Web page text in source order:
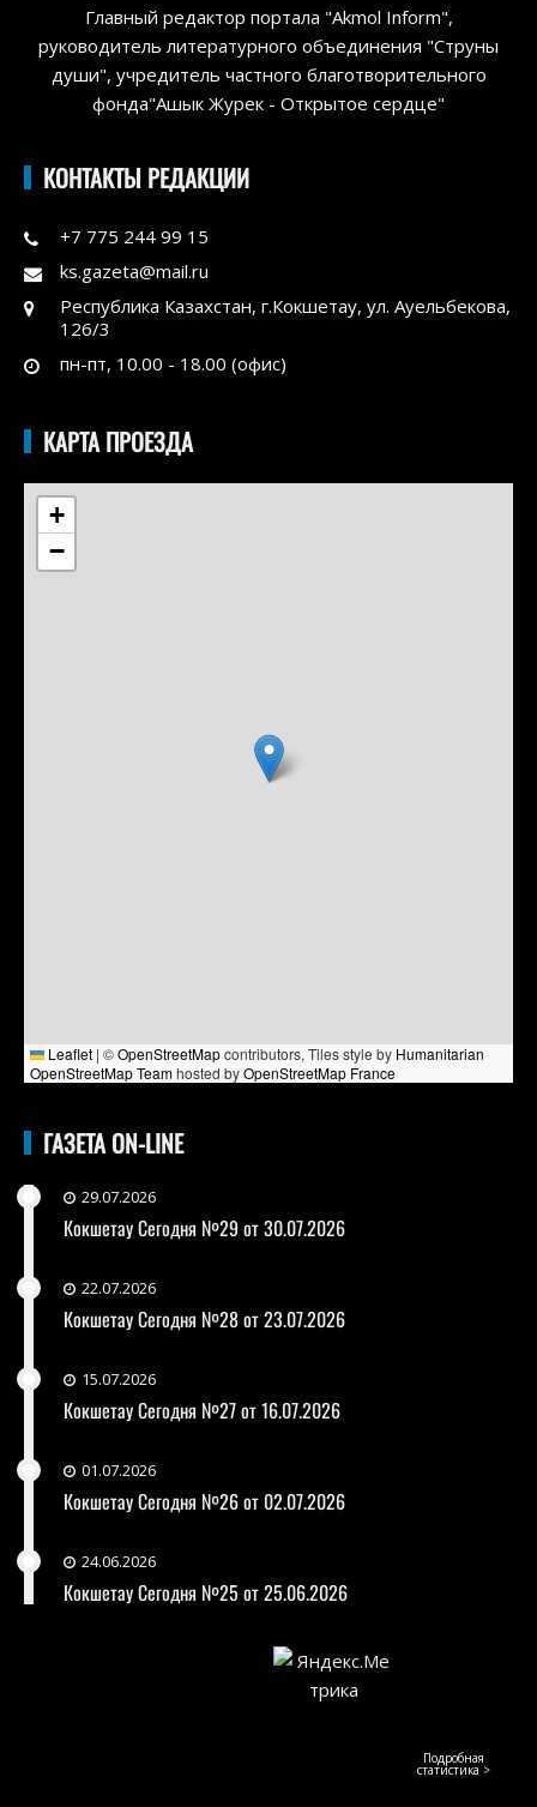
Главный редактор портала "Akmol Inform",
руководитель литературного объединения "Струны
души", учредитель частного благотворительного
фонда"Ашык Журек - Открытое сердце"
КОНТАКТЫ РЕДАКЦИИ
+7 775 244 99 15
ks.gazeta@mail.ru
Республика Казахстан, г.Кокшетау, ул. Ауельбекова,
126/3
пн-пт, 10.00 - 18.00 (офис)
КАРТА ПРОЕЗДА
+
−
Leaflet | ©OpenStreetMapcontributors, Tiles style by Humanitarian
OpenStreetMap Teamhosted byOpenStreetMap France
ГАЗЕТА ON-LINE
29.07.2026
Кокшетау Сегодня №29 от 30.07.2026
22.07.2026
Кокшетау Сегодня №28 от 23.07.2026
15.07.2026
Кокшетау Сегодня №27 от 16.07.2026
01.07.2026
Кокшетау Сегодня №26 от 02.07.2026
24.06.2026
Кокшетау Сегодня №25 от 25.06.2026
Подробная
статистика >